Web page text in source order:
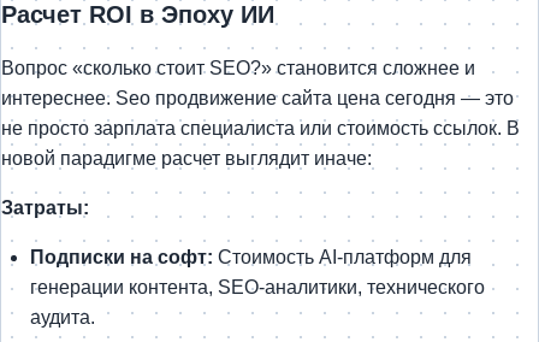
Расчет ROI в Эпоху ИИ
Вопрос «сколько стоит SEO?» становится сложнее и
интереснее. Seo продвижение сайта цена сегодня — это
не просто зарплата специалиста или стоимость ссылок. В
новой парадигме расчет выглядит иначе:
Затраты:
Подписки на софт: Стоимость AI-платформ для
генерации контента, SEO-аналитики, технического
аудита.